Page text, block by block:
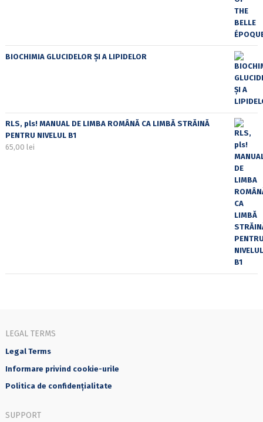
BIOCHIMIA GLUCIDELOR ȘI A LIPIDELOR
RLS, pls! MANUAL DE LIMBA ROMÂNĂ CA LIMBĂ STRĂINĂ
PENTRU NIVELUL B1
65,00 lei
LEGAL TERMS
Legal Terms
Informare privind cookie-urile
Politica de confidențialitate
SUPPORT